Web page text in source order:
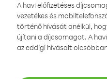
A havi előfizetéses
vezetékes és
történő hívását anélkül,
újítani a díjcsomagot. A
az eddigi hívásait